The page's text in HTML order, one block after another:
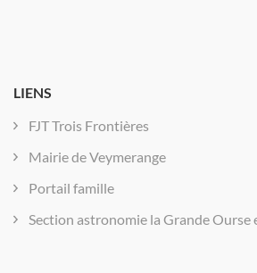
LIENS
FJT Trois Frontières
Mairie de Veymerange
Portail famille
Section astronomie la Grande Ourse